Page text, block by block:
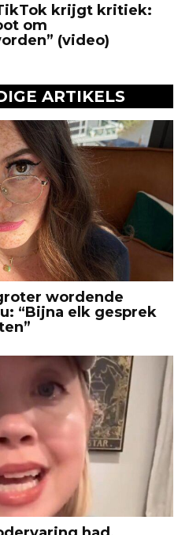
TikTok krijgt kritiek:
om
(video)
ARTIKELS
wordende
“Bijna elk gesprek